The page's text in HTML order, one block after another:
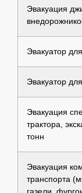
Эвакуация
Эвакуатор
Эвакуатор
Эвакуация
трактора,
тонн
Эвакуация
транспорта
газели,